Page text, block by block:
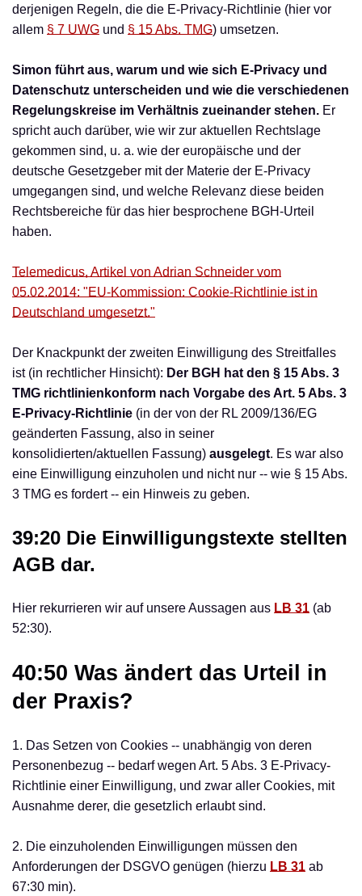
derjenigen Regeln, die die E-Privacy-Richtlinie (hier vor
allem § 7 UWG und § 15 Abs. TMG) umsetzen.
Simon führt aus, warum und wie sich E-Privacy und
Datenschutz unterscheiden und wie die verschiedenen
Regelungskreise im Verhältnis zueinander stehen. Er
spricht auch darüber, wie wir zur aktuellen Rechtslage
gekommen sind, u. a. wie der europäische und der
deutsche Gesetzgeber mit der Materie der E-Privacy
umgegangen sind, und welche Relevanz diese beiden
Rechtsbereiche für das hier besprochene BGH-Urteil
haben.
Telemedicus, Artikel von Adrian Schneider vom
05.02.2014: "EU-Kommission: Cookie-Richtlinie ist in
Deutschland umgesetzt."
Der Knackpunkt der zweiten Einwilligung des Streitfalles
ist (in rechtlicher Hinsicht): Der BGH hat den § 15 Abs. 3
TMG richtlinienkonform nach Vorgabe des Art. 5 Abs. 3
E-Privacy-Richtlinie (in der von der RL 2009/136/EG
geänderten Fassung, also in seiner
konsolidierten/aktuellen Fassung) ausgelegt. Es war also
eine Einwilligung einzuholen und nicht nur -- wie § 15 Abs.
3 TMG es fordert -- ein Hinweis zu geben.
39:20 Die Einwilligungstexte stellten
AGB dar.
Hier rekurrieren wir auf unsere Aussagen aus LB 31 (ab
52:30).
40:50 Was ändert das Urteil in
der Praxis?
1. Das Setzen von Cookies -- unabhängig von deren
Personenbezug -- bedarf wegen Art. 5 Abs. 3 E-Privacy-
Richtlinie einer Einwilligung, und zwar aller Cookies, mit
Ausnahme derer, die gesetzlich erlaubt sind.
2. Die einzuholenden Einwilligungen müssen den
Anforderungen der DSGVO genügen (hierzu LB 31 ab
67:30 min).